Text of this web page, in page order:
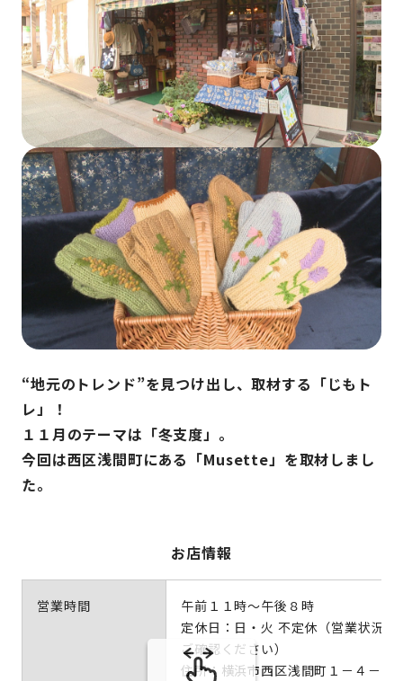
“地元のトレンド”を見つけ出し、取材する「じもト
レ」！
１１月のテーマは「冬支度」。
今回は西区浅間町にある「Musette」を取材しまし
た。
お店情報
営業時間
午前１１時～午後８時
定休日：日・火 不定休（営業状況は
ご確認ください）
住所：横浜市西区浅間町１－４－４